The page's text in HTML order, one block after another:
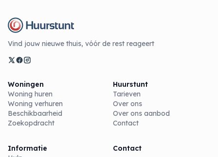
Vind jouw nieuwe thuis, vóór de rest reageert
Woningen
Woning huren
Woning verhuren
Beschikbaarheid
Zoekopdracht
Huurstunt
Tarieven
Over ons
Over ons aanbod
Contact
Informatie
Contact